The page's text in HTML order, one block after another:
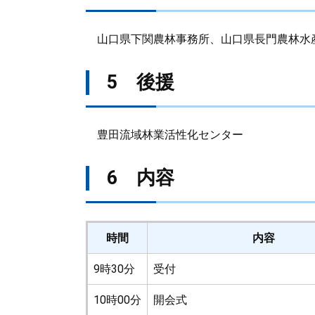
山口県下関農林事務所、山口県長門農林水
5 後援
豊田流域林業活性化センター
6 内容
時間 内容
9時30分 受付
10時00分 開会式